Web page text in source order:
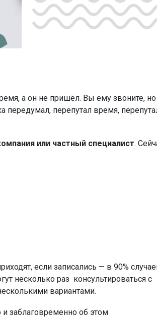
а он не пришёл. Вы ему звоните, но
передумал, перепутал время,
или частный специалист.
если записались — в 90%
несколько раз консультироваться с
вариантами.
и заблаговременно об этом